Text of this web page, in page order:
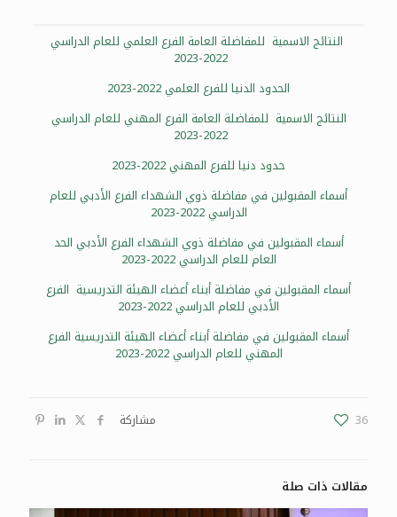
النتائج الاسمية للمفاضلة العامة الفرع العلمي للعام الدراسي
2022-2023
الحدود الدنيا للفرع العلمي 2022-2023
النتائج الاسمية للمفاضلة العامة الفرع المهني للعام الدراسي
2022-2023
حدود دنيا للفرع المهني 2022-2023
أسماء المقبولين في مفاضلة ذوي الشهداء الفرع الأدبي للعام
الدراسي 2022-2023
أسماء المقبولين في مفاضلة ذوي الشهداء الفرع الأدبي الحد
العام للعام الدراسي 2022-2023
أسماء المقبولين في مفاضلة أبناء أعضاء الهيئة التدريسية الفرع
الأدبي للعام الدراسي 2022-2023
أسماء المقبولين في مفاضلة أبناء أعضاء الهيئة التدريسية الفرع
المهني للعام الدراسي 2022-2023
مشاركة 36
مقالات ذات صلة